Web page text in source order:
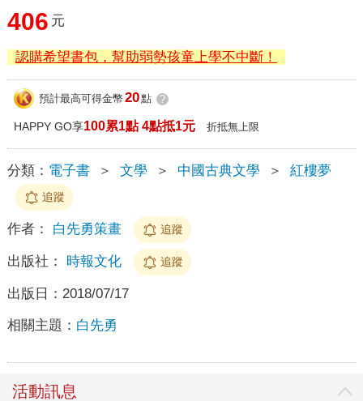
406 元
認購希望書包，幫助弱勢孩童上學不中斷！
預計最高可得金幣 20點 ?
HAPPY GO享100累1點 4點抵1元 折抵無上限
分類： 電子書 ＞ 文學 ＞ 中國古典文學 ＞ 紅樓夢
追蹤
作者： 白先勇策畫 追蹤
出版社： 時報文化 追蹤
出版日： 2018/07/17
相關主題： 白先勇
活動訊息